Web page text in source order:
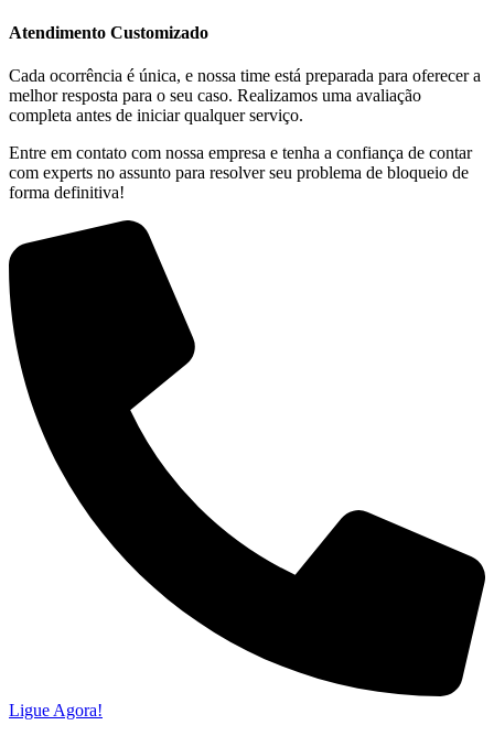
Atendimento Customizado
Cada ocorrência é única, e nossa time está preparada para oferecer a
melhor resposta para o seu caso. Realizamos uma avaliação
completa antes de iniciar qualquer serviço.
Entre em contato com nossa empresa e tenha a confiança de contar
com experts no assunto para resolver seu problema de bloqueio de
forma definitiva!
Ligue Agora!